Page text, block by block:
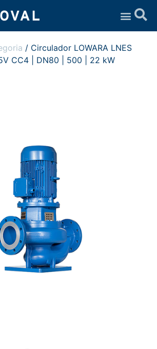
/ Circulador LOWARA LNES
CC4 | DN80 | 500 | 22 kW